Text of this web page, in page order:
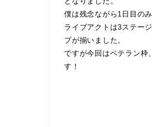
僕は残念ながら1日目の
ライブアクトは3ステー
プが揃いました。
ですが今回はベテラン
す！